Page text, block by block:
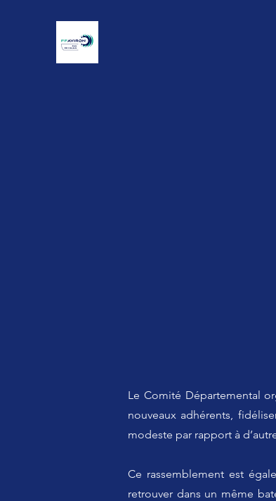
Le Comité Départemental
nouveaux adhérents,
modeste par rapport à
Ce rassemblement est
retrouver dans un même